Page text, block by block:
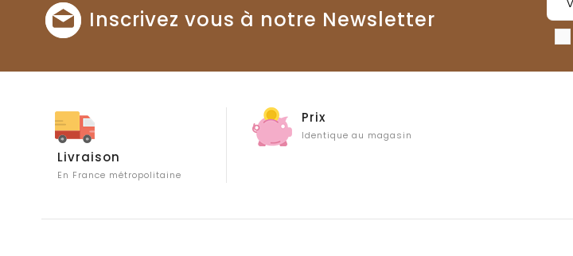
Inscrivez vous à notre Newsletter
Livraison
En France métropolitaine
Prix
Identique au magasin